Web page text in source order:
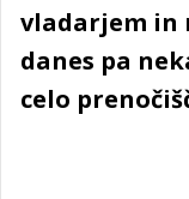
vladarjem in
danes pa
celo